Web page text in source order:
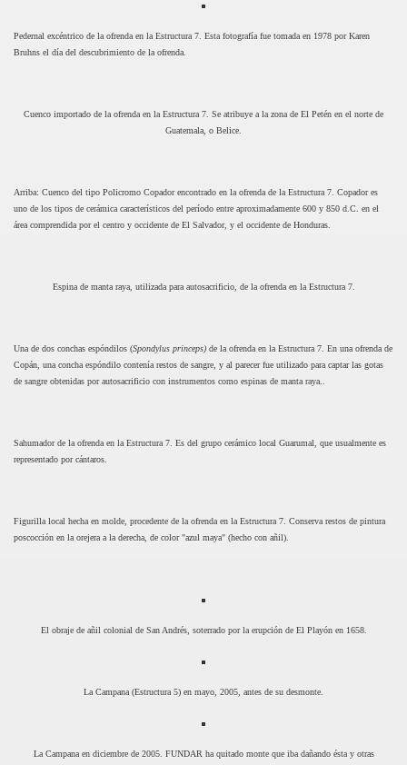
Pedernal excéntrico de la ofrenda en la Estructura 7. Esta fotografía fue tomada en 1978 por Karen
Bruhns el día del descubrimiento de la ofrenda.
Cuenco importado de la ofrenda en la Estructura 7. Se atribuye a la zona de El Petén en el norte de
Guatemala, o Belice.
Arriba: Cuenco del tipo Policromo Copador encontrado en la ofrenda de la Estructura 7. Copador es
uno de los tipos de cerámica característicos del período entre aproximadamente 600 y 850 d.C. en el
área comprendida por el centro y occidente de El Salvador, y el occidente de Honduras.
Espina de manta raya, utilizada para autosacrificio, de la ofrenda en la Estructura 7.
Una de dos conchas espóndilos (Spondylus princeps) de la ofrenda en la Estructura 7. En una ofrenda de
Copán, una concha espóndilo contenía restos de sangre, y al parecer fue utilizado para captar las gotas
de sangre obtenidas por autosacrificio con instrumentos como espinas de manta raya..
Sahumador de la ofrenda en la Estructura 7. Es del grupo cerámico local Guarumal, que usualmente es
representado por cántaros.
Figurilla local hecha en molde, procedente de la ofrenda en la Estructura 7. Conserva restos de pintura
poscocción en la orejera a la derecha, de color "azul maya" (hecho con añil).
El obraje de añil colonial de San Andrés, soterrado por la erupción de El Playón en 1658.
La Campana (Estructura 5) en mayo, 2005, antes de su desmonte.
La Campana en diciembre de 2005. FUNDAR ha quitado monte que iba dañando ésta y otras